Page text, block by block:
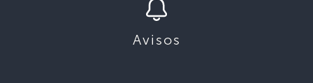
Avisos